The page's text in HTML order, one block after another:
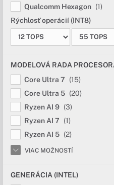
Qualcomm Hexagon (1)
Rýchlosť operácií (INT8)
MODELOVÁ RADA
Core Ultra 7
(15)
Core Ultra 5 (20)
Ryzen AI 9 (3)
Ryzen AI 7
(1)
Ryzen AI 5 (2)
VIAC MOŽNOSTÍ
GENERÁCIA (INTEL)